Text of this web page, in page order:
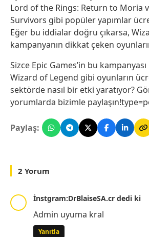
Lord of the Rings: Return to Moria
Survivors gibi popüler yapımlar
Eğer bu iddialar doğru çıkarsa,
kampanyanın dikkat çeken
Sizce Epic Games’in bu kampanyası
Wizard of Legend gibi oyunların
sektörde nasıl bir etki yaratıyor?
yorumlarda bizimle
Paylaş:
2 Yorum
İnstgram:DrBlaiseSA.cr dedi ki
Admin uyuma kral
Yanıtla